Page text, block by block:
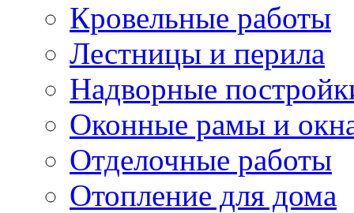
Кровельные работы
Лестницы и перила
Надворные
Оконные рамы и
Отделочные работы
Отопление для дома